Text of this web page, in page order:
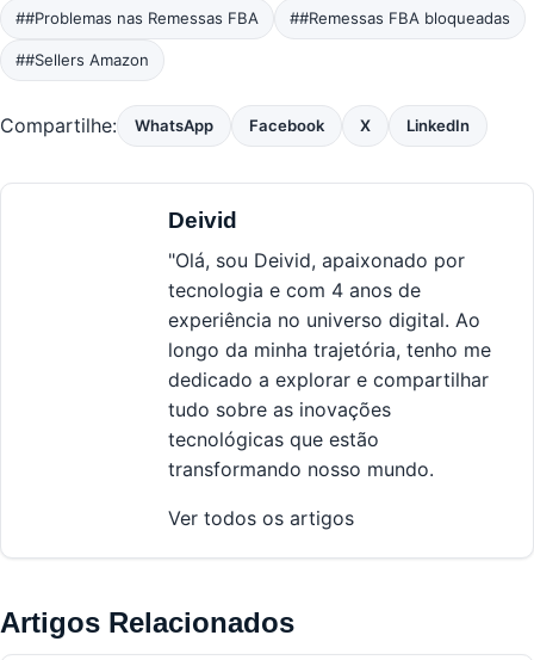
##Problemas nas Remessas FBA ##Remessas FBA bloqueadas
##Sellers Amazon
Compartilhe: WhatsApp Facebook X LinkedIn
Deivid
"Olá, sou Deivid, apaixonado por
tecnologia e com 4 anos de
experiência no universo digital. Ao
longo da minha trajetória, tenho me
dedicado a explorar e compartilhar
tudo sobre as inovações
tecnológicas que estão
transformando nosso mundo.
Ver todos os artigos
Artigos Relacionados